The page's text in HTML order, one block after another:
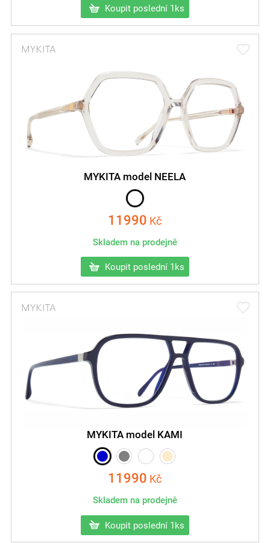
Koupit poslední 1ks
MYKITA model NEELA
11990 Kč
Skladem na prodejně
Koupit poslední 1ks
MYKITA model KAMI
11990 Kč
Skladem na prodejně
Koupit poslední 1ks